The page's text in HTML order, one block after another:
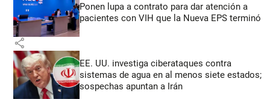
Ponen lupa a contrato para dar atención a
pacientes con VIH que la Nueva EPS terminó
share
EE. UU. investiga ciberataques contra
sistemas de agua en al menos siete estados;
sospechas apuntan a Irán